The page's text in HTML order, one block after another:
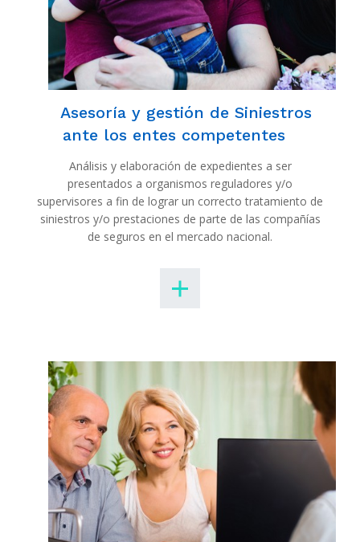
Asesoría y gestión de Siniestros
ante los entes competentes
Análisis y elaboración de expedientes a ser
presentados a organismos reguladores y/o
supervisores a fin de lograr un correcto tratamiento de
siniestros y/o prestaciones de parte de las compañías
de seguros en el mercado nacional.